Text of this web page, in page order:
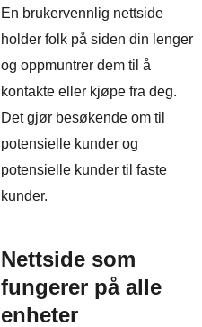
En brukervennlig nettside
holder folk på siden din lenger
og oppmuntrer dem til å
kontakte eller kjøpe fra deg.
Det gjør besøkende om til
potensielle kunder og
potensielle kunder til faste
kunder.
Nettside som
fungerer på alle
enheter